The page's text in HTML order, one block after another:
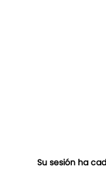
Su sesión ha